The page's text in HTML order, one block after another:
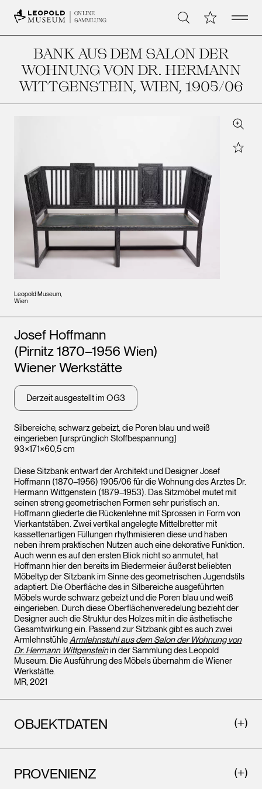
ONLINE
SAMMLUNG
Suche Meine Open
BANK AUS DEM SALON DER
WOHNUNG VON DR. HERMANN
WITTGENSTEIN, WIEN, 1905/06
Leopold Museum,
Wien
Zoom
Star
Silbereiche, schwarz gebeizt, die Poren blau und weiß
eingerieben [ursprünglich Stoffbespannung]
93×171×60,5 cm
Künstler*innen
Josef Hoffmann
(Pirnitz 1870–1956 Wien)
Wiener Werkstätte
Derzeit ausgestellt im OG3
Diese Sitzbank entwarf der Architekt und Designer Josef
Hoffmann (1870–1956) 1905/06 für die Wohnung des Arztes Dr.
Hermann Wittgenstein (1879–1953). Das Sitzmöbel mutet mit
seinen streng geometrischen Formen sehr puristisch an.
Hoffmann gliederte die Rückenlehne mit Sprossen in Form von
Vierkantstäben. Zwei vertikal angelegte Mittelbretter mit
kassettenartigen Füllungen rhythmisieren diese und haben
neben ihrem praktischen Nutzen auch eine dekorative Funktion.
Auch wenn es auf den ersten Blick nicht so anmutet, hat
Hoffmann hier den bereits im Biedermeier äußerst beliebten
Möbeltyp der Sitzbank im Sinne des geometrischen Jugendstils
adaptiert. Die Oberfläche des in Silbereiche ausgeführten
Möbels wurde schwarz gebeizt und die Poren blau und weiß
eingerieben. Durch diese Oberflächenveredelung bezieht der
Designer auch die Struktur des Holzes mit in die ästhetische
Gesamtwirkung ein. Passend zur Sitzbank gibt es auch zwei
ArmlehnstühleArmlehnstuhl aus dem Salon der Wohnung von
Dr. Hermann Wittgensteinin der Sammlung des Leopold
Museum. Die Ausführung des Möbels übernahm die Wiener
Werkstätte.
MR, 2021
OBJEKTDATEN
PROVENIENZ